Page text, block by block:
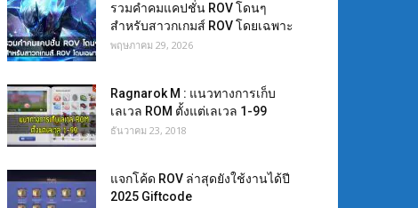
รวมคำคมแคปชั่น ROV โดนๆ
สำหรับสาวกเกมส์ ROV โดยเฉพาะ
พฤษภาคม 29, 2026
Ragnarok M : แนวทางการเก็บ
เลเวล ROM ตั้งแต่เลเวล 1-99
ธันวาคม 23, 2018
แจกโค้ด ROV ล่าสุดยังใช้งานได้ปี
2025 Giftcode